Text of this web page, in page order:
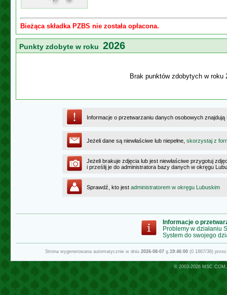
Bieżąca składka PZBS nie została opłacona.
Punkty zdobyte w roku 2026
Brak punktów zdobytych w roku
Informacje o przetwarzaniu danych osobowych
Jeżeli dane są niewłaściwe lub niepełne, skorzystaj z
Jeżeli brakuje zdjęcia lub jest niewłaściwe przygotuj
i prześlij je do administratora bazy danych w okręgu
Sprawdź, kto jest administratorem w okręgu Lubuskim
Informacje o
Problemy w działaniu
System do swojego
Strona wygenerowana automatycznie w dniu 2026-08-07g.19:46:00(0.1867/36)
© 2003-2026